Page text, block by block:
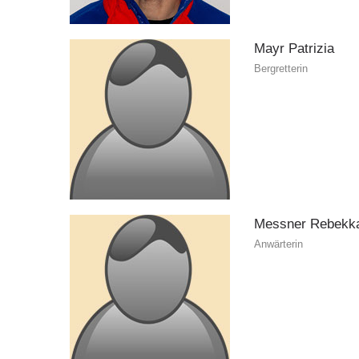
Mayr Patrizia
Bergretterin
Messner
Anwärterin